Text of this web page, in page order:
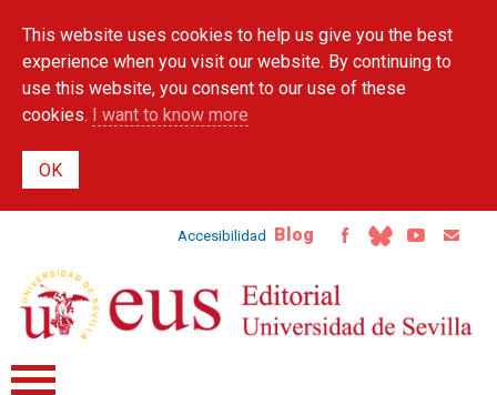
main
content
This website uses cookies to help us give you the best
experience when you visit our website. By continuing to
use this website, you consent to our use of these
cookies. I want to know more
Accesibilidad Blog